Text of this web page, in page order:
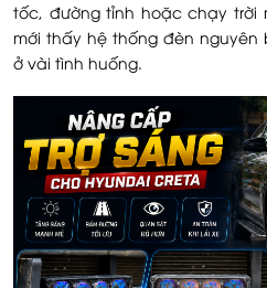
tốc, đường tỉnh hoặc chạy trời
mới thấy hệ thống đèn
ở vài tình huống.